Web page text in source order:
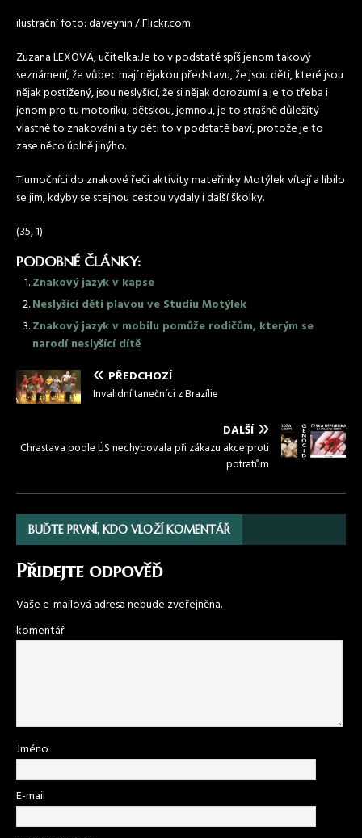
ilustrační foto: daveynin / Flickr.com
Zuzana LEXOVÁ, učitelka:Je to v podstatě spíš jenom takový
seznámení, že vůbec mají nějakou představu, že jsou děti, které jsou
nějak postižený, jsou neslyšící, že si nějak dorozumí a je to třeba i
jenom pro tu motoriku, dětskou, jemnou, je to strašně důležitý
vlastně to znakování a ty děti to v podstatě baví, protože je to
zase něco úplně jinýho.
Tlumočníci do znakové řeči aktivity mateřinky Motýlek vítají a líbilo
se jim, kdyby se stejnou cestou vydaly i další školky.
(35, 1)
PODOBNÉ ČLÁNKY:
Znakový jazyk v kapse
Neslyšící děti plavou ve Studiu Motýlek
Znakový jazyk v mobilu pomůže rodičům, kterým se
narodí neslyšící dítě
PŘEDCHOZÍ
Invalidní tanečníci z Brazílie
DALŠÍ
Chrastava podle ÚS nechybovala při zákazu akce proti
potratům
BUĎTE PRVNÍ, KDO VLOŽÍ KOMENTÁŘ
Přidejte odpověď
Vaše e-mailová adresa nebude zveřejněna.
komentář
Jméno
E-mail